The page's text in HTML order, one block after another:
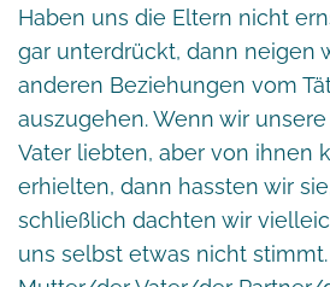
Haben uns die Eltern nicht
gar unterdrückt, dann neigen
anderen Beziehungen vom
auszugehen. Wenn wir
Vater liebten, aber von ihnen
erhielten, dann hassten wir
schließlich dachten wir
uns selbst etwas nicht